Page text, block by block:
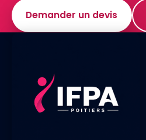
Demander un devis